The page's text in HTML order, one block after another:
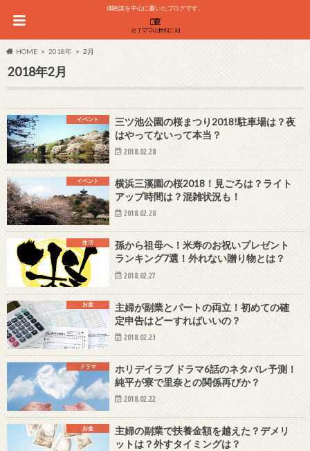
体験談を中心に書いたブログです。
HOME 2018年 2月
2018年2月
イベント
三ツ池公園の桜まつり2018!駐車場は？夜
はやってないって本当？
2018.02.28
イベント
横浜三溪園の桜2018！見ごろは？ライト
アップ時間は？混雑状況も！
2018.02.28
生活
孫から祖母へ！米寿のお祝いプレゼント
ランキング7選！外れない贈り物とは？
2018.02.27
お金
主婦が副業とパートの両立！初めての確
定申告はどーすればいいの？
2018.02.23
ドラマ
ホリデイラブ ドラマ6話のネタバレ予測！
純平が寮で里奈との関係再びか？
2018.02.22
お金
主婦の副業で扶養金額を越えた？デメリ
ットは？外すタイミングは？